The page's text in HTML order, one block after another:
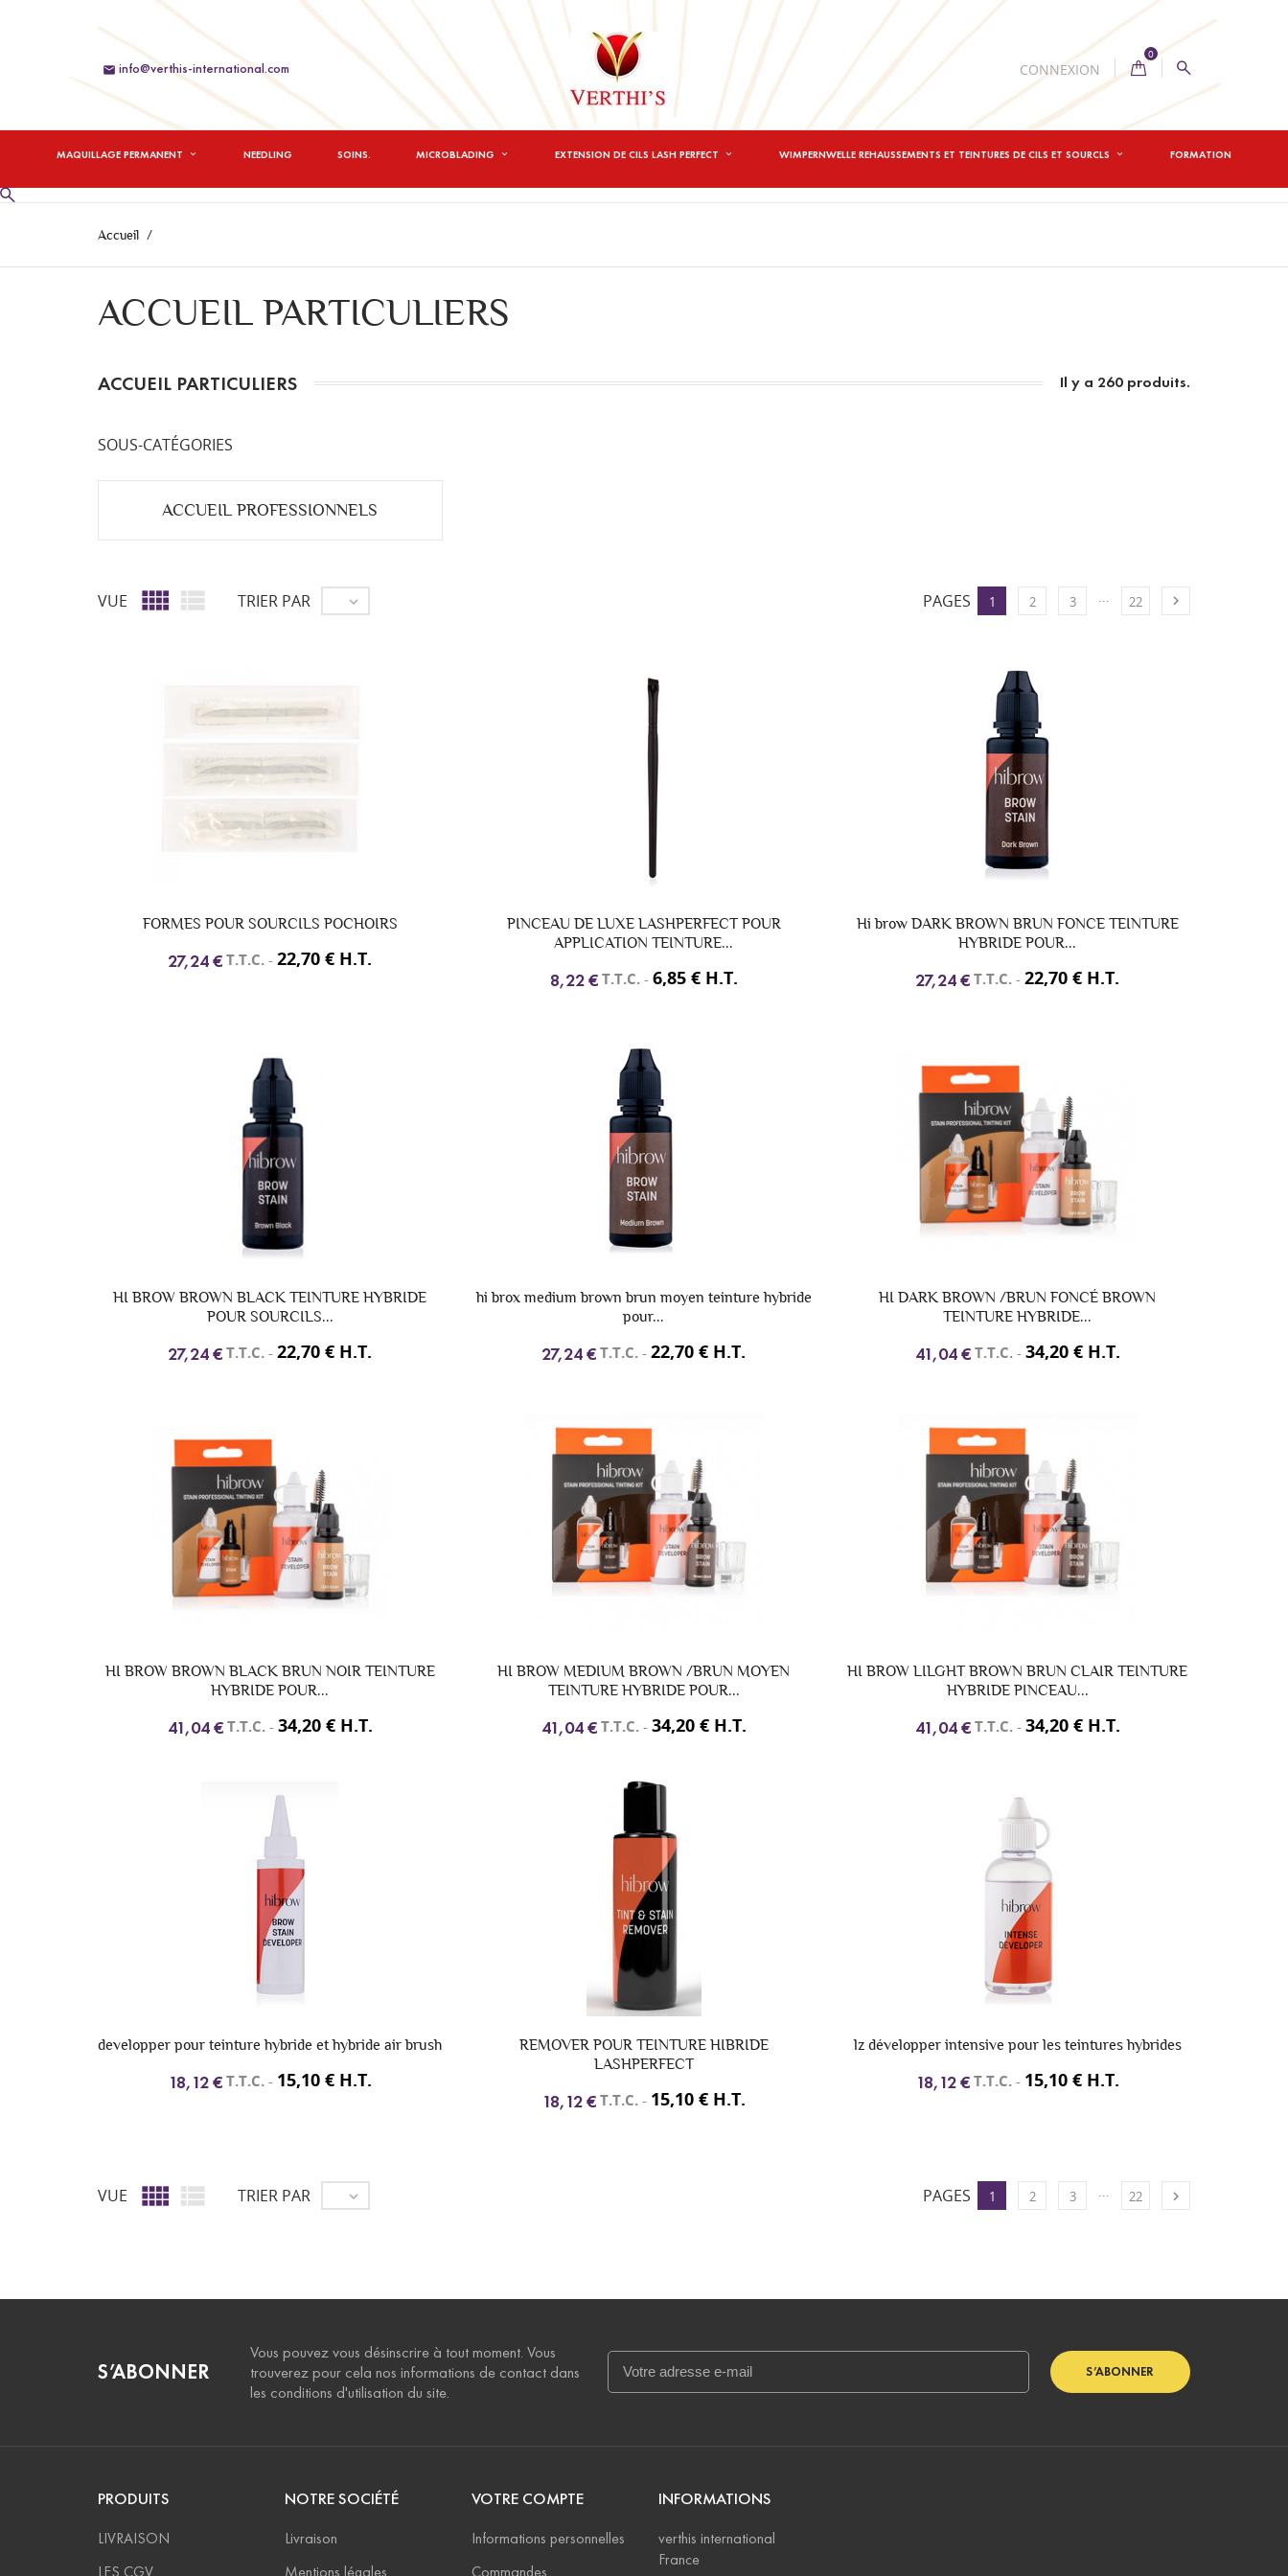
 info@verthis-international.com CONNEXION
0
MAQUILLAGE PERMANENT NEEDLING SOINS. MICROBLADING EXTENSION DE CILS LASH PERFECT WIMPERNWELLE REHAUSSEMENTS ET TEINTURES DE CILS ET SOURCLS FORMATION
Accueil
ACCUEIL PARTICULIERS
ACCUEIL PARTICULIERS Il y a 260 produits.
SOUS-CATÉGORIES
ACCUEIL PROFESSIONNELS
VUE   TRIER PAR  PAGES 1 2 3 22 
FORMES POUR SOURCILS POCHOIRS
27,24 € T.T.C. -22,70 € H.T.
PINCEAU DE LUXE LASHPERFECT POUR
APPLICATION TEINTURE...
8,22 € T.T.C.- 6,85 € H.T.
Hi brow DARK BROWN BRUN FONCE TEINTURE
HYBRIDE POUR...
27,24 € T.T.C. -22,70 € H.T.
HI BROW BROWN BLACK TEINTURE HYBRIDE
POUR SOURCILS...
27,24 € T.T.C. -22,70 € H.T.
hi brox medium brown brun moyen teinture hybride
pour...
27,24 € T.T.C. -22,70 € H.T.
HI DARK BROWN /BRUN FONCÉ BROWN
TEINTURE HYBRIDE...
41,04 € T.T.C.- 34,20 € H.T.
HI BROW BROWN BLACK BRUN NOIR TEINTURE
HYBRIDE POUR...
41,04 € T.T.C.- 34,20 € H.T.
HI BROW MEDIUM BROWN /BRUN MOYEN
TEINTURE HYBRIDE POUR...
41,04 € T.T.C.- 34,20 € H.T.
HI BROW LILGHT BROWN BRUN CLAIR TEINTURE
HYBRIDE PINCEAU...
41,04 € T.T.C.- 34,20 € H.T.
developper pour teinture hybride et hybride air brush
18,12 € T.T.C.- 15,10 € H.T.
REMOVER POUR TEINTURE HIBRIDE
LASHPERFECT
18,12 € T.T.C.- 15,10 € H.T.
lz développer intensive pour les teintures hybrides
18,12 € T.T.C.- 15,10 € H.T.
VUE   TRIER PAR  PAGES 1 2 3 … 22 
S’ABONNER
Vous pouvez vous désinscrire à tout moment. Vous
trouverez pour cela nos informations de contact dans
les conditions d'utilisation du site.
S’ABONNER
PRODUITS
LIVRAISON
LES CGV
NOTRE SOCIÉTÉ
Livraison
Mentions légales
VOTRE COMPTE
Informations personnelles
Commandes
INFORMATIONS
verthis international
France